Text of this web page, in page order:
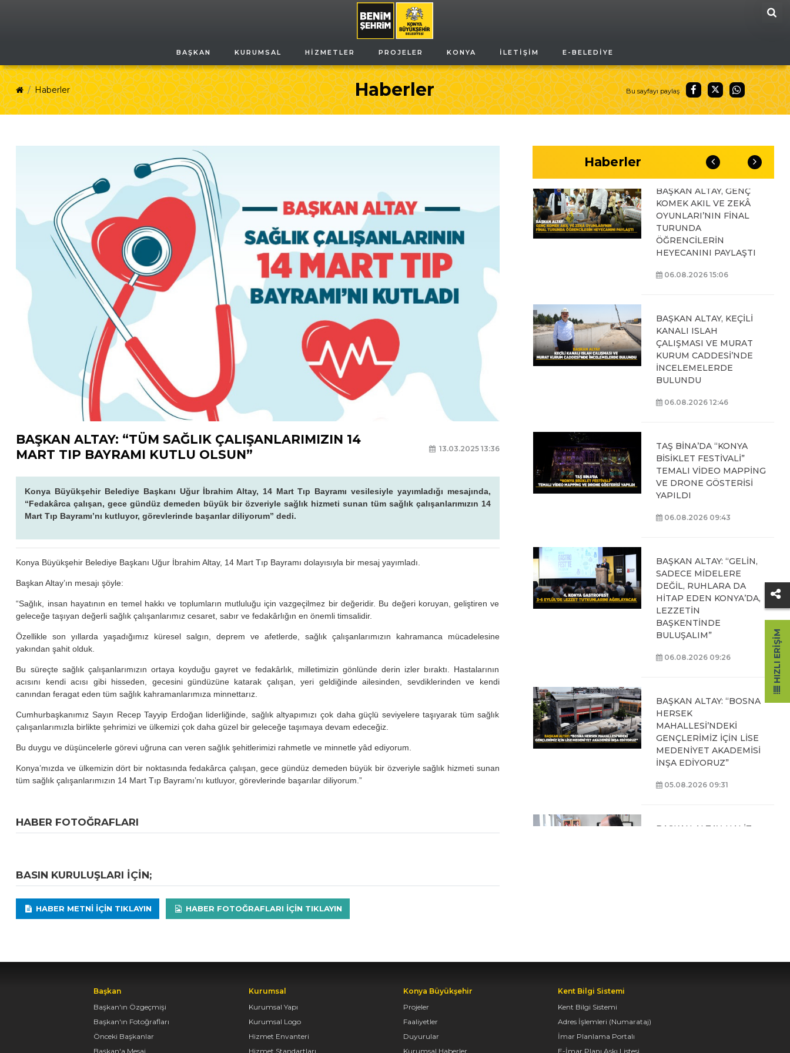
BAŞKAN KURUMSAL HIZMETLER PROJELER KONYA İLETIŞIM E-BELEDIYE
Haberler
Haberler Bu sayfayı paylaş
BAŞKAN ALTAY: “TÜM SAĞLIK ÇALIŞANLARIMIZIN 14
MART TIP BAYRAMI KUTLU OLSUN”
13.03.2025 13:36
Konya Büyükşehir Belediye Başkanı Uğur İbrahim Altay, 14 Mart Tıp Bayramı vesilesiyle yayımladığı mesajında,
“Fedakârca çalışan, gece gündüz demeden büyük bir özveriyle sağlık hizmeti sunan tüm sağlık çalışanlarımızın 14
Mart Tıp Bayramı’nı kutluyor, görevlerinde başarılar diliyorum” dedi.
Konya Büyükşehir Belediye Başkanı Uğur İbrahim Altay, 14 Mart Tıp Bayramı dolayısıyla bir mesaj yayımladı.
Başkan Altay’ın mesajı şöyle:
“Sağlık, insan hayatının en temel hakkı ve toplumların mutluluğu için vazgeçilmez bir değeridir. Bu değeri koruyan, geliştiren ve
geleceğe taşıyan değerli sağlık çalışanlarımız cesaret, sabır ve fedakârlığın en önemli timsalidir.
Özellikle son yıllarda yaşadığımız küresel salgın, deprem ve afetlerde, sağlık çalışanlarımızın kahramanca mücadelesine
yakından şahit olduk.
Bu süreçte sağlık çalışanlarımızın ortaya koyduğu gayret ve fedakârlık, milletimizin gönlünde derin izler bıraktı. Hastalarının
acısını kendi acısı gibi hisseden, gecesini gündüzüne katarak çalışan, yeri geldiğinde ailesinden, sevdiklerinden ve kendi
canından feragat eden tüm sağlık kahramanlarımıza minnettarız.
Cumhurbaşkanımız Sayın Recep Tayyip Erdoğan liderliğinde, sağlık altyapımızı çok daha güçlü seviyelere taşıyarak tüm sağlık
çalışanlarımızla birlikte şehrimizi ve ülkemizi çok daha güzel bir geleceğe taşımaya devam edeceğiz.
Bu duygu ve düşüncelerle görevi uğruna can veren sağlık şehitlerimizi rahmetle ve minnetle yâd ediyorum.
Konya’mızda ve ülkemizin dört bir noktasında fedakârca çalışan, gece gündüz demeden büyük bir özveriyle sağlık hizmeti sunan
tüm sağlık çalışanlarımızın 14 Mart Tıp Bayramı’nı kutluyor, görevlerinde başarılar diliyorum.”
HABER FOTOĞRAFLARI
BASIN KURULUŞLARI IÇIN;
HABER METNI IÇIN TIKLAYIN HABER FOTOĞRAFLARI IÇIN TIKLAYIN
Haberler
BAŞKAN ALTAY UMRE
ÖDÜLLÜ SİYER
YARIŞMASINI KAZANAN
ÖĞRENCİLER VE
03.08.2026 14:09
BAŞKAN ALTAY, GENÇ
KOMEK AKIL VE ZEKÂ
OYUNLARI’NIN FİNAL
TURUNDA
ÖĞRENCİLERİN
HEYECANINI PAYLAŞTI
06.08.2026 15:06
BAŞKAN ALTAY, KEÇİLİ
KANALI ISLAH
ÇALIŞMASI VE MURAT
KURUM CADDESİ’NDE
İNCELEMELERDE
BULUNDU
06.08.2026 12:46
TAŞ BİNA’DA “KONYA
BİSİKLET FESTİVALİ”
TEMALI VİDEO MAPPİNG
VE DRONE GÖSTERİSİ
YAPILDI
06.08.2026 09:43
BAŞKAN ALTAY: “GELİN,
SADECE MİDELERE
DEĞİL, RUHLARA DA
HİTAP EDEN KONYA’DA,
LEZZETİN
BAŞKENTİNDE
BULUŞALIM”
06.08.2026 09:26
BAŞKAN ALTAY: “BOSNA
HERSEK
MAHALLESİ’NDEKİ
GENÇLERİMİZ İÇİN LİSE
MEDENİYET AKADEMİSİ
İNŞA EDİYORUZ”
05.08.2026 09:31
BAŞKAN ALTAY, HALİT
Başkan
Başkan'ın Özgeçmişi
Başkan'ın Fotoğrafları
Önceki Başkanlar
Başkan'a Mesaj
Kurumsal
Kurumsal Yapı
Kurumsal Logo
Hizmet Envanteri
Hizmet Standartları
Konya Büyükşehir
Projeler
Faaliyetler
Duyurular
Kurumsal Haberler
Kent Bilgi Sistemi
Kent Bilgi Sistemi
Adres İşlemleri (Numarataj)
İmar Planlama Portalı
E-İmar Planı Askı Listesi
HIZLI ERIŞIM